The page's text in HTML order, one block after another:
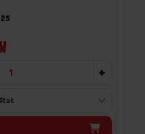
+